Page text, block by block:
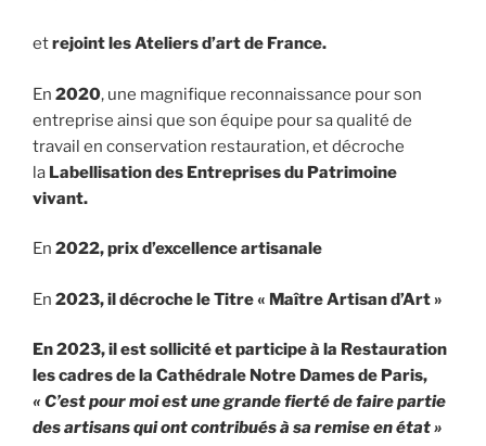
etrejoint les Ateliers d’art de France.
En 2020, une magnifique reconnaissance pour son
entreprise ainsi que son équipe pour sa qualité de
travail en conservation restauration, et décroche
la Labellisation des Entreprises du Patrimoine
vivant.
En 2022, prix d’excellence artisanale
En 2023, il décroche le Titre « Maître Artisan d’Art »
En 2023, il est sollicité et participe à la Restauration
les cadres de la Cathédrale Notre Dames de Paris,
« C’est pour moi est une grande fierté de faire partie
des artisans qui ont contribués à sa remise en état »